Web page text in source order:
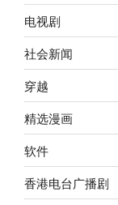
电视剧
社会新闻
穿越
精选漫画
软件
香港电台广播剧